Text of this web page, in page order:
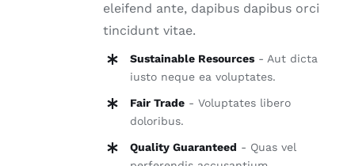
eleifend ante, dapibus dapibus orci
tincidunt vitae.
Sustainable Resources- Aut dicta
iusto neque ea voluptates.
Fair Trade- Voluptates libero
doloribus.
Quality Guaranteed - Quas vel